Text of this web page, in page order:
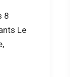
8
Le